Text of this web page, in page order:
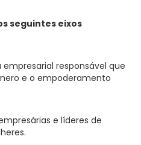
seguintes eixos
responsável que
e o empoderamento
e líderes de